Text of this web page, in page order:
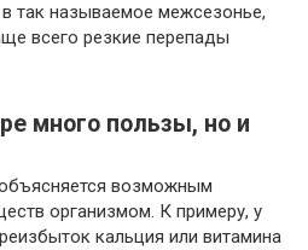
так называемое межсезонье,
всего резкие перепады
много пользы, но и
возможным
организмом. К примеру, у
кальция или витамина